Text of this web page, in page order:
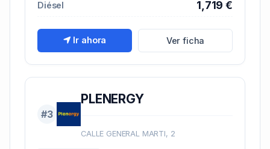
Diésel 1,719 €
Ir ahora Ver ficha
#3
PLENERGY
CALLE GENERAL MARTI, 2